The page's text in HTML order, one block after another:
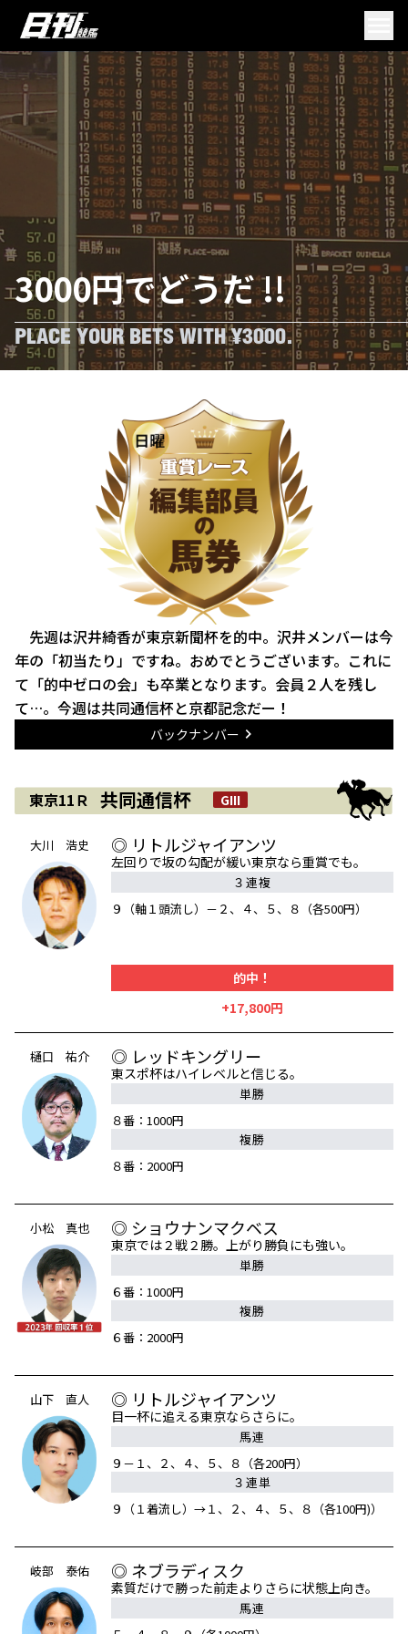
3000円でどうだ !!
PLACE YOUR BETS WITH ¥3000.
先週は沢井綺香が東京新聞杯を的中。沢井メンバーは今
年の「初当たり」ですね。おめでとうございます。これに
て「的中ゼロの会」も卒業となります。会員２人を残し
て…。今週は共同通信杯と京都記念だー！
バックナンバー
東京11Ｒ 共同通信杯 GIII
大川 浩史 ◎ リトルジャイアンツ
左回りで坂の勾配が緩い東京なら重賞でも。
３連複
９（軸１頭流し）－２、４、５、８（各500円）
的中！
+17,800円
樋口 祐介 ◎ レッドキングリー
東スポ杯はハイレベルと信じる。
単勝
８番：1000円
複勝
８番：2000円
小松 真也 ◎ ショウナンマクベス
東京では２戦２勝。上がり勝負にも強い。
単勝
６番：1000円
複勝
６番：2000円
山下 直人 ◎ リトルジャイアンツ
目一杯に追える東京ならさらに。
馬連
９－１、２、４、５、８（各200円）
３連単
９（１着流し）→１、２、４、５、８（各100円)）
岐部 泰佑 ◎ ネブラディスク
素質だけで勝った前走よりさらに状態上向き。
馬連